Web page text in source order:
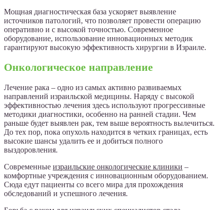
Мощная диагностическая база ускоряет выявление
источников патологий, что позволяет провести операцию
оперативно и с высокой точностью. Современное
оборудование, использование инновационных методик
гарантируют высокую эффективность хирургии в Израиле.
Онкологическое направление
Лечение рака – одно из самых активно развиваемых
направлений израильской медицины. Наряду с высокой
эффективностью лечения здесь используют прогрессивные
методики диагностики, особенно на ранней стадии. Чем
раньше будет выявлен рак, тем выше вероятность вылечиться.
До тех пор, пока опухоль находится в четких границах, есть
высокие шансы удалить ее и добиться полного
выздоровления.
Современные израильские онкологические клиники –
комфортные учреждения с инновационным оборудованием.
Сюда едут пациенты со всего мира для прохождения
обследований и успешного лечения.